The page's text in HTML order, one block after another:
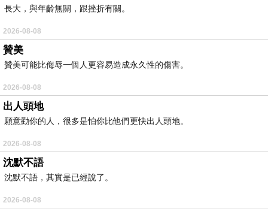
長大，與年齡無關，跟挫折有關。
2026-08-08
贊美
贊美可能比侮辱一個人更容易造成永久性的傷害。
2026-08-08
出人頭地
願意勸你的人，很多是怕你比他們更快出人頭地。
2026-08-08
沈默不語
沈默不語，其實是已經說了。
2026-08-08